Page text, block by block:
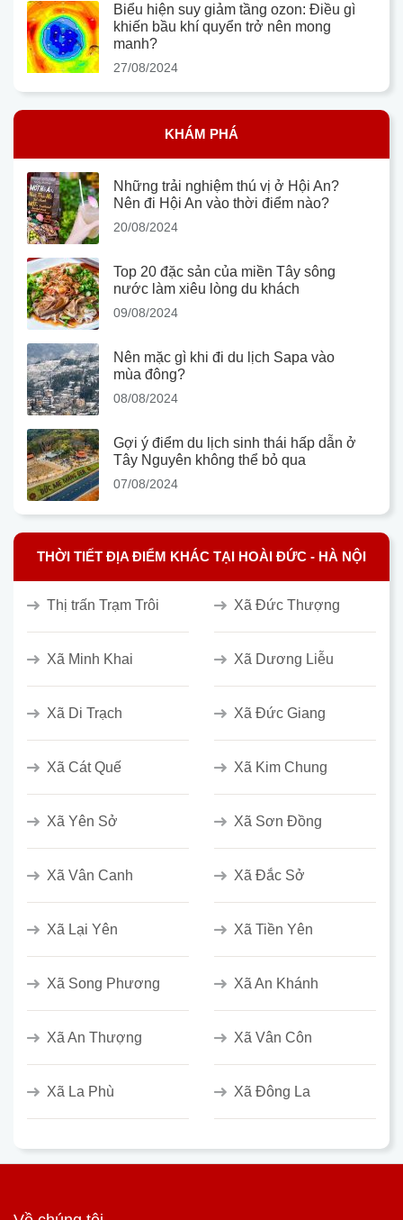
Biểu hiện suy giảm tầng ozon: Điều gì
khiến bầu khí quyển trở nên mong
manh?
27/08/2024
KHÁM PHÁ
Những trải nghiệm thú vị ở Hội An?
Nên đi Hội An vào thời điểm nào?
20/08/2024
Top 20 đặc sản của miền Tây sông
nước làm xiêu lòng du khách
09/08/2024
Nên mặc gì khi đi du lịch Sapa vào
mùa đông?
08/08/2024
Gợi ý điểm du lịch sinh thái hấp dẫn ở
Tây Nguyên không thể bỏ qua
07/08/2024
THỜI TIẾT ĐỊA ĐIỂM KHÁC TẠI HOÀI ĐỨC - HÀ NỘI
Thị trấn Trạm Trôi Xã Đức Thượng
Xã Minh Khai Xã Dương Liễu
Xã Di Trạch Xã Đức Giang
Xã Cát Quế Xã Kim Chung
Xã Yên Sở Xã Sơn Đồng
Xã Vân Canh Xã Đắc Sở
Xã Lại Yên Xã Tiền Yên
Xã Song Phương Xã An Khánh
Xã An Thượng Xã Vân Côn
Xã La Phù Xã Đông La